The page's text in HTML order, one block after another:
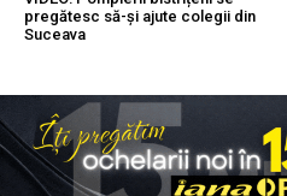
pregătesc să-și ajute colegii din
Suceava